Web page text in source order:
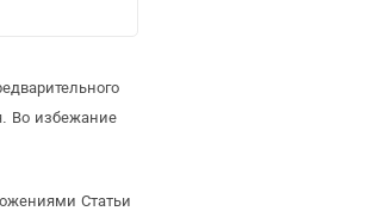
Во избежание
Статьи